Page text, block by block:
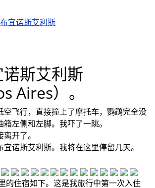
宜诺斯艾利斯
斯艾利斯
Aires）。
空飞行，直接撞上了摩托车，鹦鹉完全没
左侧和左脚。我吓了一跳。
开了。
诺斯艾利斯。我将在这里停留几天。
的住宿如下。这是我旅行中第一次入住